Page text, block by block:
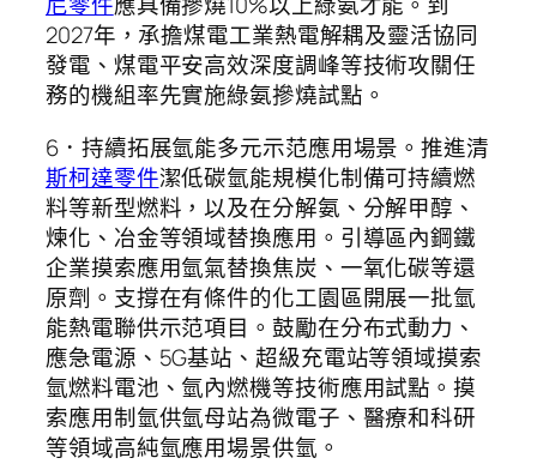
2027年，承擔煤電工業熱電解耦及靈活協同
發電、煤電平安高效深度調峰等技術攻關任
務的機組率先實施綠氨摻燒試點。
6．持續拓展氫能多元示范應用場景。推進清
斯柯達零件潔低碳氫能規模化制備可持續燃
料等新型燃料，以及在分解氨、分解甲醇、
煉化、冶金等領域替換應用。引導區內鋼鐵
企業摸索應用氫氣替換焦炭、一氧化碳等還
原劑。支撐在有條件的化工園區開展一批氫
能熱電聯供示范項目。鼓勵在分布式動力、
應急電源、5G基站、超級充電站等領域摸索
氫燃料電池、氫內燃機等技術應用試點。摸
索應用制氫供氫母站為微電子、醫療和科研
等領域高純氫應用場景供氫。